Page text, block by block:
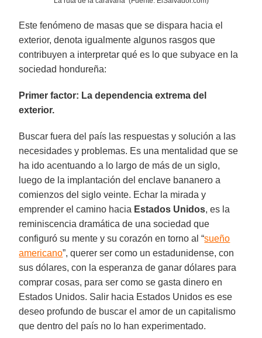
Este fenómeno de masas que se dispara hacia el
exterior, denota igualmente algunos rasgos que
contribuyen a interpretar qué es lo que subyace en la
sociedad hondureña:
Primer factor: La dependencia extrema del
exterior.
Buscar fuera del país las respuestas y solución a las
necesidades y problemas. Es una mentalidad que se
ha ido acentuando a lo largo de más de un siglo,
luego de la implantación del enclave bananero a
comienzos del siglo veinte. Echar la mirada y
emprender el camino hacia Estados Unidos, es la
reminiscencia dramática de una sociedad que
configuró su mente y su corazón en torno al “sueño
americano”, querer ser como un estadunidense, con
sus dólares, con la esperanza de ganar dólares para
comprar cosas, para ser como se gasta dinero en
Estados Unidos. Salir hacia Estados Unidos es ese
deseo profundo de buscar el amor de un capitalismo
que dentro del país no lo han experimentado.